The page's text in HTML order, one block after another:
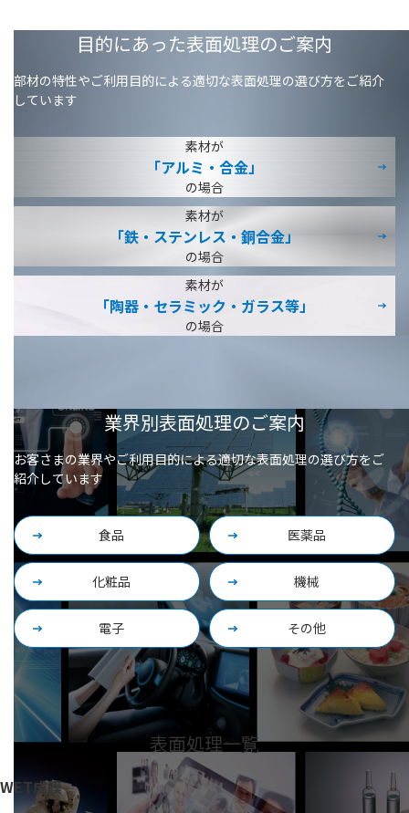
目的にあった表面処理のご案内
部材の特性やご利用目的による適切な表面処理の選び方をご紹介
しています
素材が
「アルミ・合金」
の場合
素材が
「鉄・ステンレス・ 銅合金」
の場合
素材が
「陶器・セラミック・ ガラス等」
の場合
業界別表面処理のご案内
お客さまの業界やご利用目的による適切な表面処理の選び方をご
紹介しています
食品 医薬品
化粧品 機械
電子 その他
表面処理一覧
WET成膜